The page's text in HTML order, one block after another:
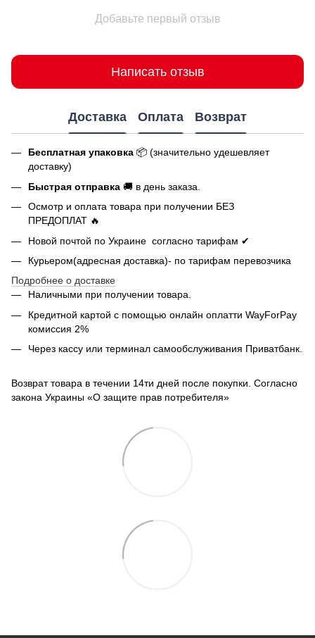
Добавьте первый отзыв
Написать отзыв
Доставка Оплата Возврат
Бесплатная упаковка 📦 (значительно удешевляет
доставку)
Быстрая отправка 🚚 в день заказа.
Осмотр и оплата товара при получении БЕЗ
ПРЕДОПЛАТ 🔥
Новой почтой по Украине согласно тарифам ✔
Курьером(адресная доставка)- по тарифам перевозчика
Подробнее о доставке
Наличными при получении товара.
Кредитной картой с помощью онлайн оплатти WayForPay
комиссия 2%
Через кассу или терминал самообслуживания Приватбанк.
Возврат товара в течении 14ти дней после покупки. Согласно
закона Украины «О защите прав потребителя»